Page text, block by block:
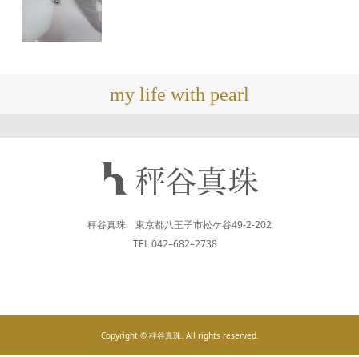
my life with pearl
秤谷真珠 東京都八王子市松ケ谷49-2-202
TEL 042–682–2738
Copyright © 秤谷真珠. All rights reserved.